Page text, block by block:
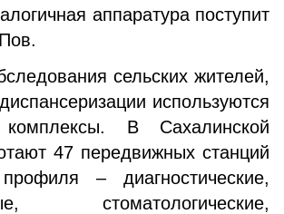
аппаратура поступит
сельских жителей,
используются
В Сахалинской
47 передвижных станций
– диагностические,
стоматологические,